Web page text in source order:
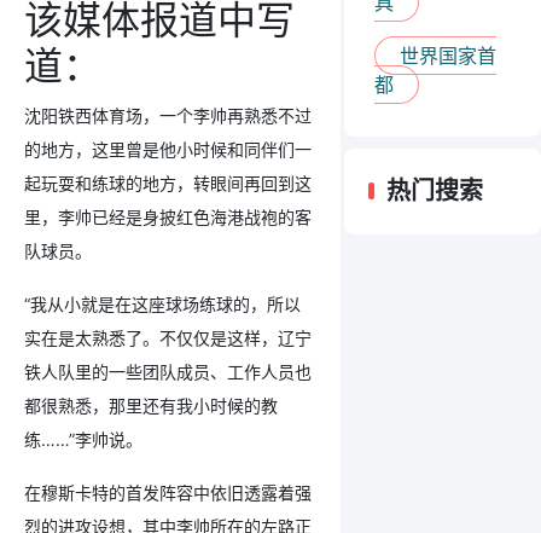
该媒体报道中写
道：
沈阳铁西体育场，一个李帅再熟悉不过
的地方，这里曾是他小时候和同伴们一
起玩耍和练球的地方，转眼间再回到这
里，李帅已经是身披红色海港战袍的客
队球员。
“我从小就是在这座球场练球的，所以
实在是太熟悉了。不仅仅是这样，辽宁
铁人队里的一些团队成员、工作人员也
都很熟悉，那里还有我小时候的教
练……”李帅说。
在穆斯卡特的首发阵容中依旧透露着强
烈的进攻设想，其中李帅所在的左路正
世界国家首
都
热门搜索